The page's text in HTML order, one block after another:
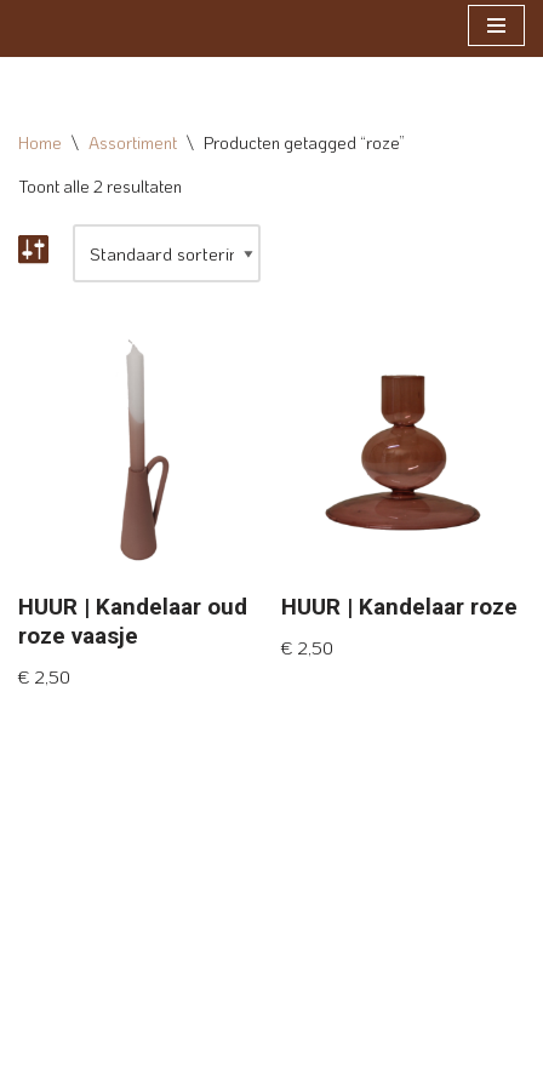
inhoud
Home \ Assortiment \ Producten getagged “roze”
Toont alle 2 resultaten
HUUR | Kandelaar oud
roze vaasje
€ 2,50
HUUR | Kandelaar roze
€ 2,50